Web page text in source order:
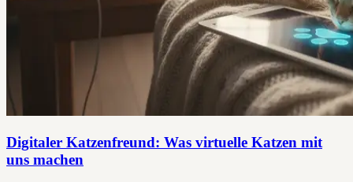
Digitaler Katzenfreund: Was virtuelle Katzen mit
uns machen